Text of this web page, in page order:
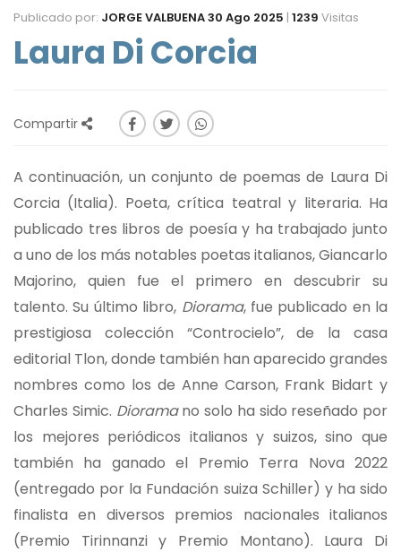
Publicado por: JORGE VALBUENA30 Ago 2025 | 1239 Visitas
Laura Di Corcia
Compartir
A continuación, un conjunto de poemas de Laura Di
Corcia (Italia). Poeta, crítica teatral y literaria. Ha
publicado tres libros de poesía y ha trabajado junto
a uno de los más notables poetas italianos, Giancarlo
Majorino, quien fue el primero en descubrir su
talento. Su último libro, Diorama, fue publicado en la
prestigiosa colección “Controcielo”, de la casa
editorial Tlon, donde también han aparecido grandes
nombres como los de Anne Carson, Frank Bidart y
Charles Simic. Dioramano solo ha sido reseñado por
los mejores periódicos italianos y suizos, sino que
también ha ganado el Premio Terra Nova 2022
(entregado por la Fundación suiza Schiller) y ha sido
finalista en diversos premios nacionales italianos
(Premio Tirinnanzi y Premio Montano). Laura Di